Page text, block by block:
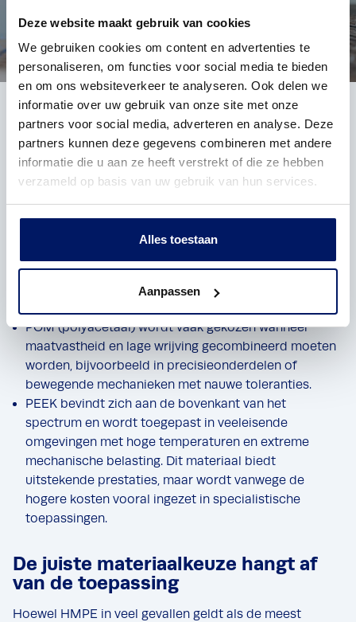
Deze website maakt gebruik van cookies
We gebruiken cookies om content en advertenties te
personaliseren, om functies voor social media te bieden
en om ons websiteverkeer te analyseren. Ook delen we
informatie over uw gebruik van onze site met onze
partners voor social media, adverteren en analyse. Deze
partners kunnen deze gegevens combineren met andere
informatie die u aan ze heeft verstrekt of die ze hebben
verzameld op basis van uw gebruik van hun services.
Alles toestaan
Aanpassen
Alternatieven voor HMPE
Hoewel HMPE vaak de eerste keuze is bij
slijtagevraagstukken, zijn er toepassingen waarin andere
kunststoffen beter passen:
Polyamide (PA6 en PA6G) wordt bijvoorbeeld veel
mechanische sterkte en stijfheid belangrijk zijn. Denk
hierbij aan lagerbussen, tandwielen en constructieve
POM (polyacetaal) wordt vaak gekozen wanneer
maatvastheid en lage wrijving gecombineerd moeten
worden, bijvoorbeeld in precisieonderdelen of
bewegende mechanieken met nauwe toleranties.
PEEK bevindt zich aan de bovenkant van het
spectrum en wordt toegepast in veeleisende
omgevingen met hoge temperaturen en extreme
mechanische belasting. Dit materiaal biedt
uitstekende prestaties, maar wordt vanwege de
hogere kosten vooral ingezet in specialistische
toepassingen.
De juiste materiaalkeuze hangt af
van de toepassing
Hoewel HMPE in veel gevallen geldt als de meest